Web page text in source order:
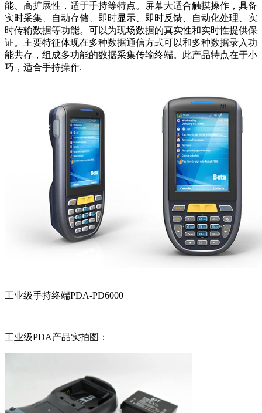
能、高扩展性，适于手持等特点。屏幕大适合触摸操作，具备
实时采集、自动存储、即时显示、即时反馈、自动化处理、实
时传输数据等功能。可以为现场数据的真实性和实时性提供保
证。主要特征体现在多种数据通信方式可以和多种数据录入功
能共存，组成多功能的数据采集传输终端。此产品特点在于小
巧，适合手持操作.
工业级手持终端PDA-PD6000
工业级PDA产品实拍图：